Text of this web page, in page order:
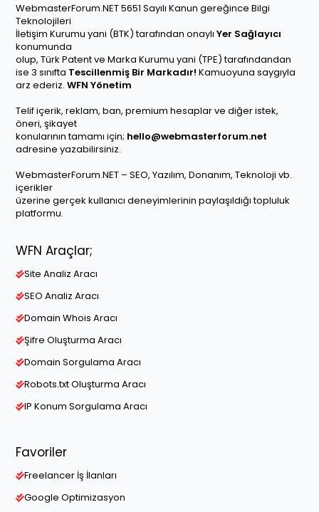
WebmasterForum.NET 5651 Sayılı Kanun gereğince Bilgi
Teknolojileri
İletişim Kurumu yani (BTK) tarafından onaylı Yer Sağlayıcı
konumunda
olup, Türk Patent ve Marka Kurumu yani (TPE) tarafındandan
ise 3 sınıfta Tescillenmiş Bir Markadır! Kamuoyuna saygıyla
arz ederiz. WFN Yönetim
Telif içerik, reklam, ban, premium hesaplar ve diğer istek,
öneri, şikayet
konularının tamamı için; hello@webmasterforum.net
adresine yazabilirsiniz.
WebmasterForum.NET – SEO, Yazılım, Donanım, Teknoloji vb.
içerikler
üzerine gerçek kullanıcı deneyimlerinin paylaşıldığı topluluk
platformu.
WFN Araçlar;
Site Analiz Aracı
SEO Analiz Aracı
Domain Whois Aracı
Şifre Oluşturma Aracı
Domain Sorgulama Aracı
Robots.txt Oluşturma Aracı
IP Konum Sorgulama Aracı
Favoriler
Freelancer İş İlanları
Google Optimizasyon